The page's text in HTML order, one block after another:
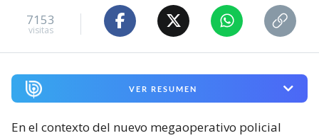
7153
visitas
VER RESUMEN
En el contexto del nuevo megaoperativo policial